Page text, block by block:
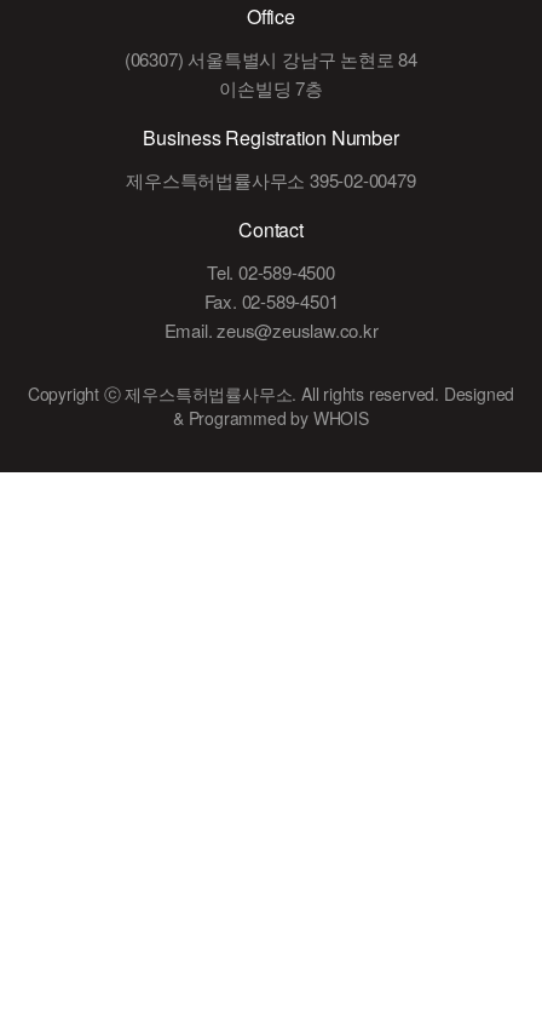
Office
(06307) 서울특별시 강남구 논현로 84
이손빌딩 7층
Business Registration Number
제우스특허법률사무소 395-02-00479
Contact
Tel. 02-589-4500
Fax. 02-589-4501
Email. zeus@zeuslaw.co.kr
Copyright ⓒ 제우스특허법률사무소. All rights reserved. Designed
& Programmed by WHOIS